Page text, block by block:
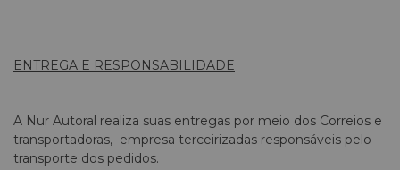
ENTREGA E RESPONSABILIDADE
A Nur Autoral realiza suas entregas por meio dos Correios e
transportadoras, empresa terceirizadas responsáveis pelo
transporte dos pedidos.